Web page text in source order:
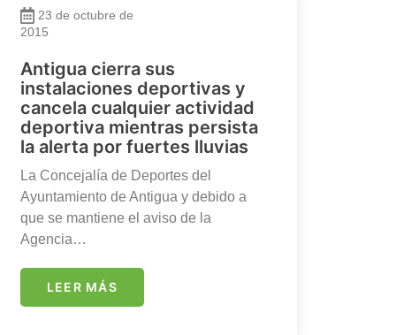
23 de octubre de
2015
Antigua cierra sus
instalaciones deportivas y
cancela cualquier actividad
deportiva mientras persista
la alerta por fuertes lluvias
La Concejalía de Deportes del
Ayuntamiento de Antigua y debido a
que se mantiene el aviso de la
Agencia…
LEER MÁS